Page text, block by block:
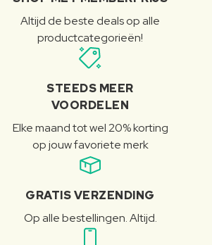
Altijd de beste deals op alle
productcategorieën!
STEEDS MEER
VOORDELEN
Elke maand tot wel 20% korting
op jouw favoriete merk
GRATIS VERZENDING
Op alle bestellingen. Altijd.